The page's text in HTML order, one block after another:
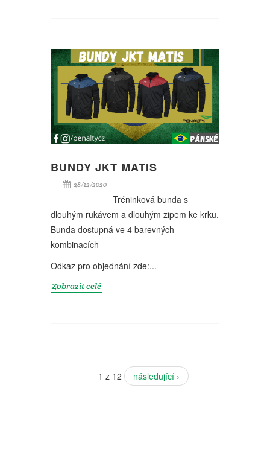
BUNDY JKT MATIS
28/12/2020
Tréninková bunda s
dlouhým rukávem a dlouhým zipem ke krku.
Bunda dostupná ve 4 barevných
kombinacích
Odkaz pro objednání zde:...
Zobrazit celé
1 z 12 následující ›